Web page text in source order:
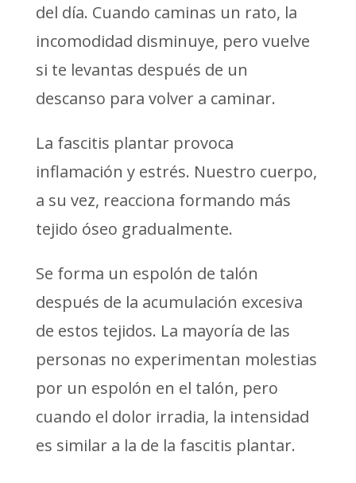
del día. Cuando caminas un rato, la
incomodidad disminuye, pero vuelve
si te levantas después de un
descanso para volver a caminar.
La fascitis plantar provoca
inflamación y estrés. Nuestro cuerpo,
a su vez, reacciona formando más
tejido óseo gradualmente.
Se forma un espolón de talón
después de la acumulación excesiva
de estos tejidos. La mayoría de las
personas no experimentan molestias
por un espolón en el talón, pero
cuando el dolor irradia, la intensidad
es similar a la de la fascitis plantar.